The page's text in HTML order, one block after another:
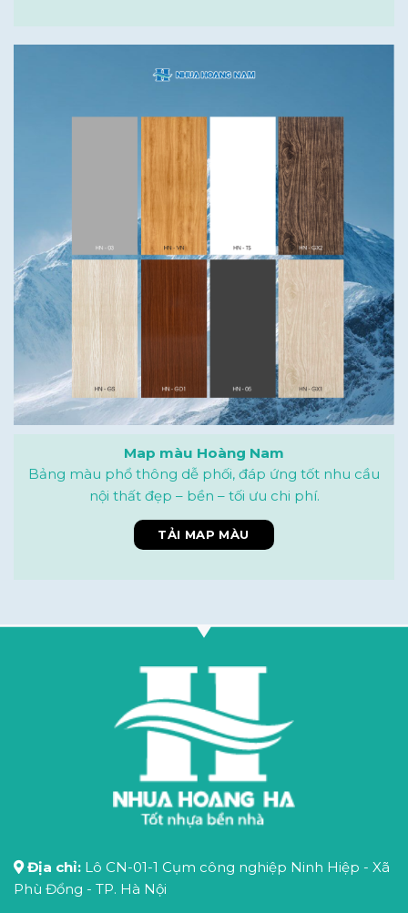
Map màu Hoàng Nam
Bảng màu phổ thông dễ phối, đáp ứng tốt nhu cầu
nội thất đẹp – bền – tối ưu chi phí.
TẢI MAP MÀU
Địa chỉ: Lô CN-01-1 Cụm công nghiệp Ninh Hiệp - Xã
Phù Đổng - TP. Hà Nội